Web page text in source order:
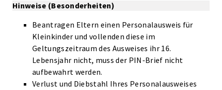
Hinweise (Besonderheiten)
Beantragen Eltern einen Personalausweis für
Kleinkinder und vollenden diese im
Geltungszeitraum des Ausweises ihr 16.
Lebensjahr nicht, muss der PIN-Brief nicht
aufbewahrt werden.
Verlust und Diebstahl Ihres Personalausweises